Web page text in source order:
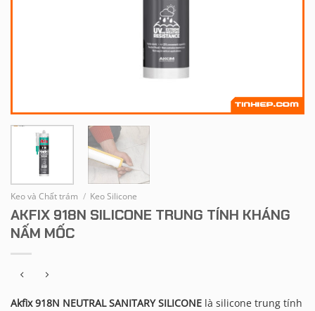
Keo và Chất trám / Keo Silicone
AKFIX 918N SILICONE TRUNG TÍNH KHÁNG
NẤM MỐC
Akfix 918N NEUTRAL SANITARY SILICONE là silicone trung tính